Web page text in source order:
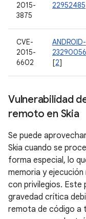
2015-
3875
22952485
CVE-
2015-
6602
ANDROID-
23290056
[2]
Vulnerabilidad
remoto en Skia
Se puede
Skia cuando se
forma especial, lo
memoria y
con privilegios. Este
gravedad crítica
remota de código a